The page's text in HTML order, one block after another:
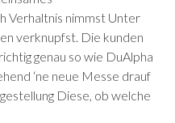
Verhaltnis nimmst Unter
verknupfst. Die kunden
genau so wie DuAlpha
‘ne neue Messe drauf
Diese, ob welche